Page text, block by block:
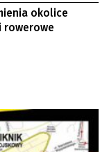
okolice
rowerowe